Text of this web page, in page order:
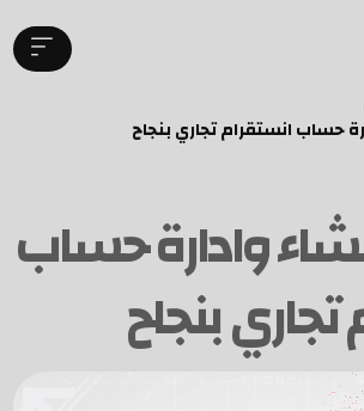
حساب انستقرام تجاري بنجاح
وادارة حساب
بنجاح